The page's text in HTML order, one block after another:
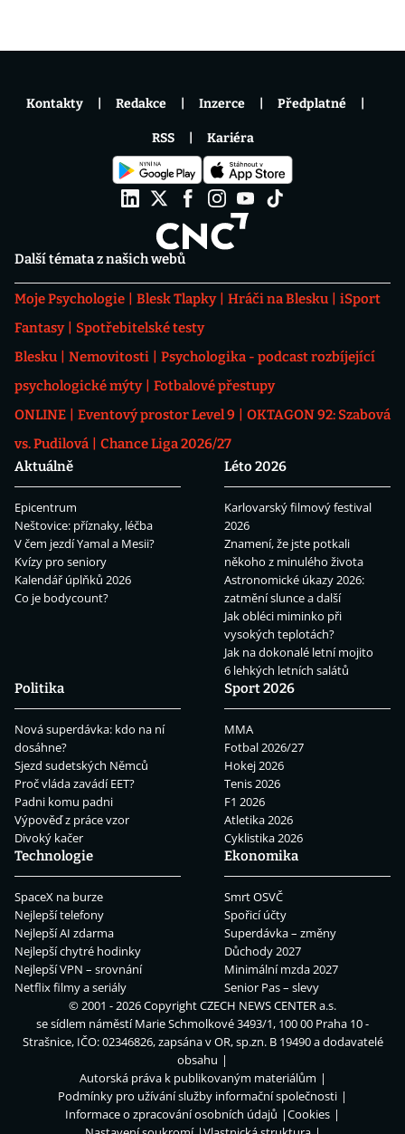
Další témata z našich webů
Moje Psychologie Blesk Tlapky Hráči na Blesku
iSport
Fantasy
Spotřebitelské testy
Blesku
Nemovitosti
Psychologika - podcast rozbíjející
psychologické mýty
Fotbalové přestupy
ONLINE
Eventový prostor Level 9
OKTAGON 92: Szabová
vs. Pudilová
Chance Liga 2026/27
Aktuálně
Epicentrum
Neštovice: příznaky, léčba
V čem jezdí Yamal a Mesii?
Kvízy pro seniory
Kalendář úplňků 2026
Co je bodycount?
Léto 2026
Karlovarský filmový festival
2026
Znamení, že jste potkali
někoho z minulého života
Astronomické úkazy 2026:
zatmění slunce a další
Jak obléci miminko při
vysokých teplotách?
Jak na dokonalé letní mojito
6 lehkých letních salátů
Politika
Nová superdávka: kdo na ní
dosáhne?
Sjezd sudetských Němců
Proč vláda zavádí EET?
Padni komu padni
Výpověď z práce vzor
Divoký kačer
Sport 2026
MMA
Fotbal 2026/27
Hokej 2026
Tenis 2026
F1 2026
Atletika 2026
Cyklistika 2026
Technologie
SpaceX na burze
Nejlepší telefony
Nejlepší AI zdarma
Nejlepší chytré hodinky
Nejlepší VPN – srovnání
Netflix filmy a seriály
Ekonomika
Smrt OSVČ
Spořicí účty
Superdávka – změny
Důchody 2027
Minimální mzda 2027
Senior Pas – slevy
Kontakty Redakce Inzerce Předplatné
RSS Kariéra
© 2001 - 2026 CopyrightCZECH NEWS CENTER a.s.
se sídlem náměstí Marie Schmolkové 3493/1, 100 00 Praha 10 -
Strašnice, IČO: 02346826, zapsána v OR, sp.zn. B 19490 a dodavatelé
obsahu
Autorská práva k publikovaným materiálům
Podmínky pro užívání služby informační společnosti
Informace o zpracování osobních údajů
Cookies